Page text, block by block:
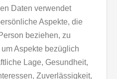
Daten verwendet
Aspekte, die
beziehen, zu
Aspekte bezüglich
Lage, Gesundheit,
Zuverlässigkeit,